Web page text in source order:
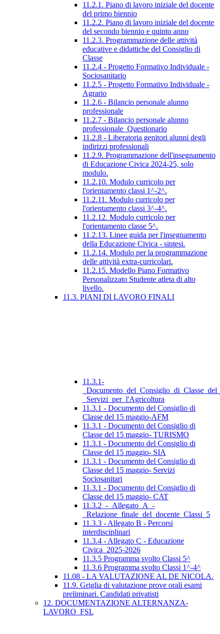
11.2.1. Piano di lavoro iniziale del docente
del primo biennio
11.2.2. Piano di lavoro iniziale del docente
del secondo biennio e quinto anno
11.2.3. Programmazione delle attività
educative e didattiche del Consiglio di
Classe
11.2.4 - Progetto Formativo Individuale -
Sociosanitario
11.2.5 - Progetto Formativo Individuale -
Agrario
11.2.6 - Bilancio personale alunno
professionale
11.2.7 - Bilancio personale alunno
professionale_Questionario
11.2.8 - Liberatoria genitori alunni degli
indirizzi professionali
11.2.9. Programmazione dell'insegnamento
di Educazione Civica 2024-25, solo
modulo.
11.2.10. Modulo curricolo per
l'orientamento classi 1^-2^.
11.2.11. Modulo curricolo per
l'orientamento classi 3^-4^.
11.2.12. Modulo curricolo per
l'orientamento classe 5^.
11.2.13. Linee guida per l'insegnamento
della Educazione Civica - sintesi.
11.2.14. Modulo per la programmazione
delle attività extra-curricolari.
11.2.15. Modello Piano Formativo
Personalizzato Studente atleta di alto
livello.
11.3. PIANI DI LAVORO FINALI
11.3.1-
_Servizi_per_l'Agricoltura
11.3.1 - Documento del Consiglio di
Classe del 15 maggio-AFM
11.3.1 - Documento del Consiglio di
Classe del 15 maggio- TURISMO
11.3.1 - Documento del Consiglio di
Classe del 15 maggio- SIA
11.3.1 - Documento del Consiglio di
Classe del 15 maggio- Servizi
Sociosanitari
11.3.1 - Documento del Consiglio di
Classe del 15 maggio- CAT
11.3.2_-_Allegato_A_-
_Relazione_finale_del_docente_Classi_5
11.3.3 - Allegato B - Percorsi
interdisciplinari
11.3.4 - Allegato C - Educazione
Civica_2025-2026
11.3.5 Programma svolto Classi 5^
11.3.6 Programma svolto Classi 1^-4^
11.08 - LA VALUTAZIONE AL DE NICOLA.
11.9. Griglia di valutazione prove orali esami
preliminari. Candidati privatisti
12. DOCUMENTAZIONE ALTERNANZA-
LAVORO_FSL